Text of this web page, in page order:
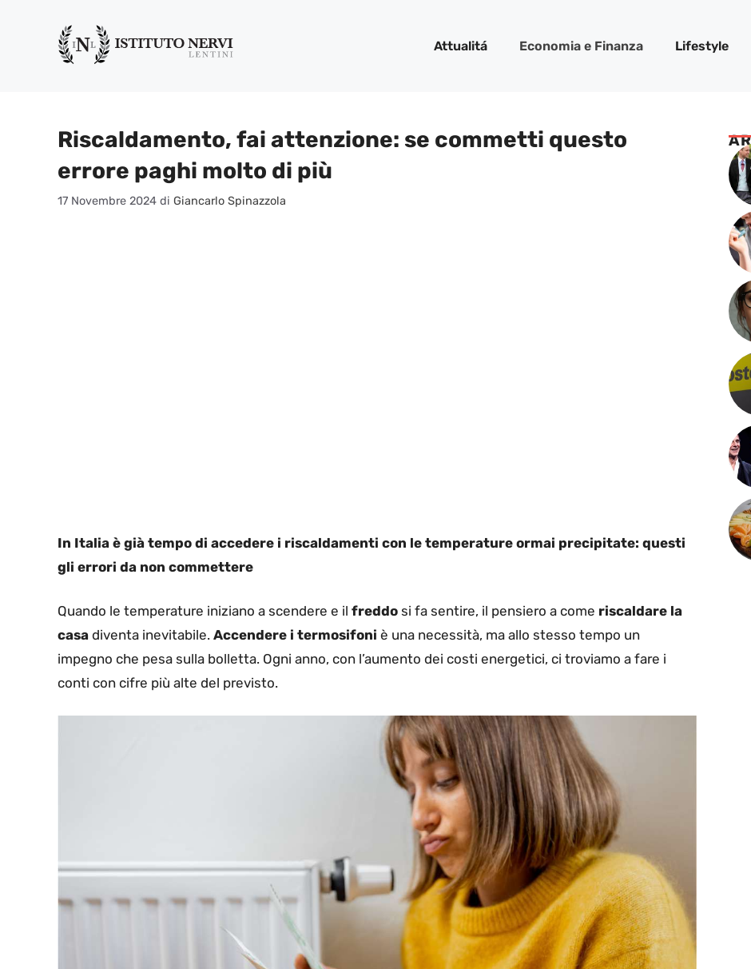
contenuto
Attualitá Economia e Finanza Lifestyle
Riscaldamento, fai attenzione: se commetti questo
errore paghi molto di più
17 Novembre 2024 di Giancarlo Spinazzola
In Italia è già tempo di accedere i riscaldamenti con le temperature ormai precipitate: questi
gli errori da non commettere
Quando le temperature iniziano a scendere e il freddo si fa sentire, il pensiero a come riscaldare la
casa diventa inevitabile. Accendere i termosifoni è una necessità, ma allo stesso tempo un
impegno che pesa sulla bolletta. Ogni anno, con l’aumento dei costi energetici, ci troviamo a fare i
conti con cifre più alte del previsto.